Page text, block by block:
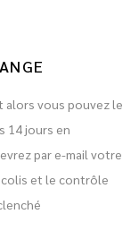
alors vous pouvez le
14 jours en
par e-mail votre
et le contrôle